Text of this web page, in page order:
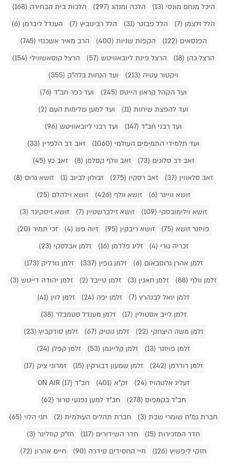
היכל מנחם מונסי (13) הלכה ומנהג (297)
הלכות בית הבחירה (168)
הלל זלצמן (7)
הלל פבזנר (31) הלל רבינוביץ (7)
הענדל ליברמן (6)
הפנסאים (122)
הקפות שניות (400)
הרב מאיר אשכנזי (745)
הרצל כהן (18)
הרצל פינת ליובאוויטש (57)
הרצל קוסאשווילי (154)
ויקטור עטיה (213)
ועד הנחות בלה"ק (355)
ועד הקהל קראון הייטס (245)
ועד כפר חב"ד (76)
ועד להפצת שיחות (11)
ועד למען שלימות העם (2)
ועד רבני חב"ד (147)
ועד רבני ליובאוויטש (96)
ועד תלמידי התמימים העולמי (1060)
זאב דב הלפרין (33)
זאב דב סלונים (73)
זאב וולף קסלמן (8)
זאב כץ (45)
זאב סלאווין (37)
זאב רסקין (275) זבולון לביוב (1)
זושא גרוס (8)
זושא וויינר (6)
זושא וולף (426)
זושא וילהלם (25)
זושא וילימובסקי (109)
זושא זילברשטיין (7)
זושא זיסקינד (3)
פויזנר זושא (75)
זושא ריבקין (95) זיוה פש (4)
זכי תמיר (20)
זכריה גורי (4)
זליג פלדמן (16)
זלמן אבלסקי (23)
זלמן אהרן גרוסבאום (6)
זלמן גופין (337)
זלמן גורליק (173)
זלמן וולף (88)
זלמן חאנין (3) זלמן טייבל (2)
זלמן יהודה דייטש (3)
זלמן יואל לבנהרץ (7)
זלמן יפה (24)
זלמן לוין (41)
זלמן לייב אסטולין (17)
זלמן מענדל סטמבלר (38)
זלמן משה היצחקי (22)
זלמן נוטיק (67)
זלמן סודקביץ (23)
זלמן פויזנר (13)
זלמן קליינמן (53)
זלמן קפלן (24)
זלמן רודרמן (242)
זלמן שמעון דבורקין (15)
זמרוני ציק (17)
זעליג אלטהויז (24)
זק"א (401)
חב"ד ON AIR (17)
חב"ד בקמפוס (278)
חב"ד למען נפגעי טרור (62)
חברת גמ"ח שומרי שבת (3)
חברת תהלים העולמית (2)
חגי הלוי (65)
חדר המזכירות (15)
חדר השידורים (117)
חז"ק קוזלינר (3)
חזקי ליפשיץ (126)
חיי החסידים סידרה (90)
חיים אהרון (72)